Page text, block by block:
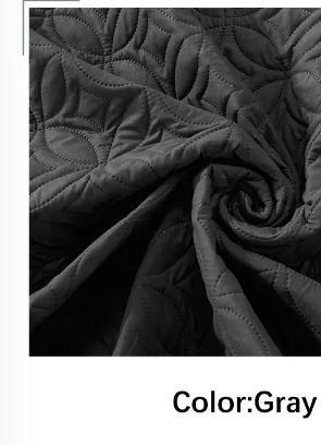
Disokong oleh kajian klinikal dan
Ketahui lebih lanjut.